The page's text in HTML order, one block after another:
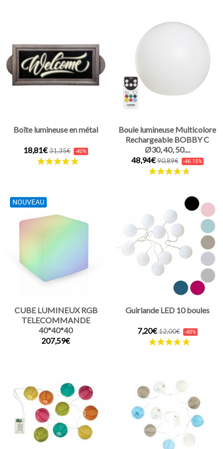
Boîte lumineuse en métal
18,81€31,35€ -40%
Boule lumineuse Multicolore
Rechargeable BOBBY C
Ø30, 40, 50....
48,94€90,89€ -46.15%
NOUVEAU
CUBE LUMINEUX RGB
TELECOMMANDE
40*40*40
207,59€
Guirlande LED 10 boules
7,20€12,00€ -40%